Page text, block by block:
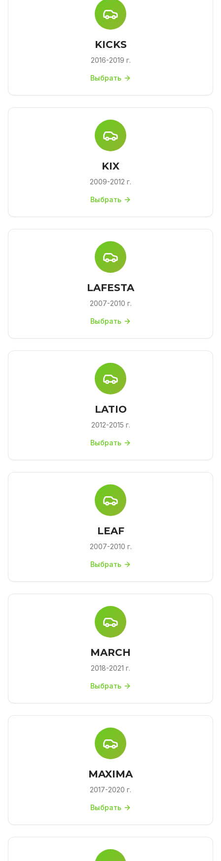
KICKS
2016-2019 г.
Выбрать
KIX
2009-2012 г.
Выбрать
LAFESTA
2007-2010 г.
Выбрать
LATIO
2012-2015 г.
Выбрать
LEAF
2007-2010 г.
Выбрать
MARCH
2018-2021 г.
Выбрать
MAXIMA
2017-2020 г.
Выбрать